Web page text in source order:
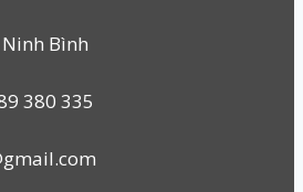
Bình
380 335